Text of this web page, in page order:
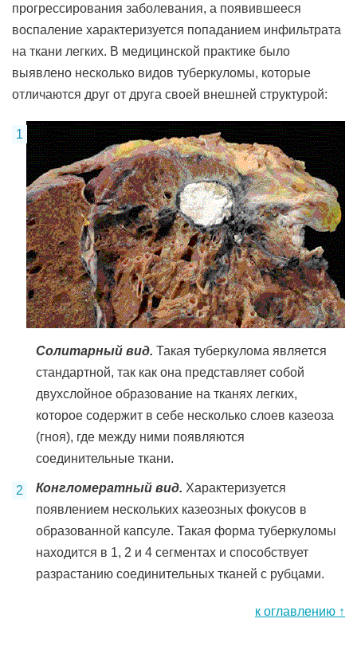
прогрессирования заболевания, а появившееся
воспаление характеризуется попаданием инфильтрата
на ткани легких. В медицинской практике было
выявлено несколько видов туберкуломы, которые
отличаются друг от друга своей внешней структурой:
Солитарный вид. Такая туберкулома является
стандартной, так как она представляет собой
двухслойное образование на тканях легких,
которое содержит в себе несколько слоев казеоза
(гноя), где между ними появляются
соединительные ткани.
Конгломератный вид. Характеризуется
появлением нескольких казеозных фокусов в
образованной капсуле. Такая форма туберкуломы
находится в 1, 2 и 4 сегментах и способствует
разрастанию соединительных тканей с рубцами.
к оглавлению ↑